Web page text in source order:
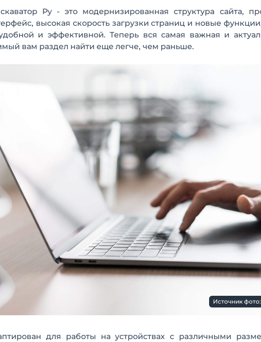
Ру - это модернизированная структура сайта,
высокая скорость загрузки страниц и новые
и эффективной. Теперь вся самая важная и
вам раздел найти еще легче, чем раньше.
Источник
для работы на устройствах с различными